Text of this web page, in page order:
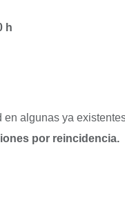
h
en algunas ya
por reincidencia.